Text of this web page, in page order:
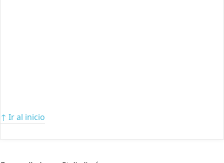
↑ Ir al inicio